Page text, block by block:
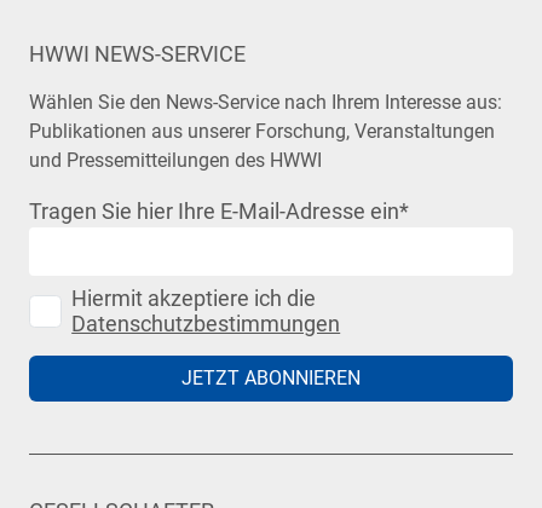
HWWI NEWS-SERVICE
Wählen Sie den News-Service nach Ihrem Interesse aus:
Publikationen aus unserer Forschung, Veranstaltungen
und Pressemitteilungen des HWWI
Tragen Sie hier Ihre E-Mail-Adresse ein*
Hiermit akzeptiere ich die
Datenschutzbestimmungen
JETZT ABONNIEREN